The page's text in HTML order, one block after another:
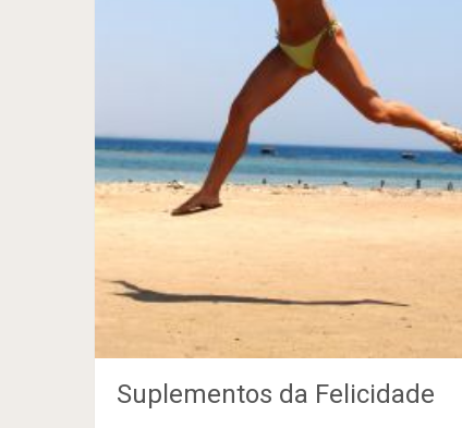
Suplementos da Felicidade